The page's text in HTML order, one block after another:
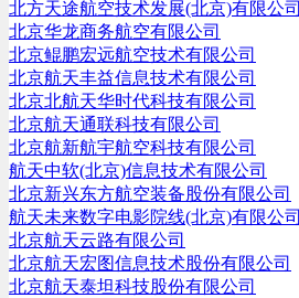
北方天途航空技术发展(北京)有限公司
北京华龙商务航空有限公司
北京鲲鹏宏远航空技术有限公司
北京航天丰益信息技术有限公司
北京北航天华时代科技有限公司
北京航天通联科技有限公司
北京航新航宇航空科技有限公司
航天中软(北京)信息技术有限公司
北京新兴东方航空装备股份有限公司
航天未来数字电影院线(北京)有限公司
北京航天云路有限公司
北京航天宏图信息技术股份有限公司
北京航天泰坦科技股份有限公司